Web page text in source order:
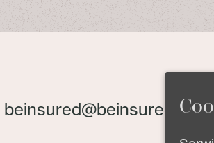
beinsured@beinsured.pl